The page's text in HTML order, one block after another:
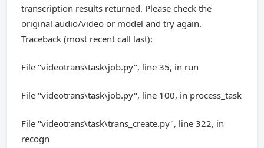
transcription results returned. Please check the
original audio/video or model and try again.
Traceback (most recent call last):
File "videotrans\task\job.py", line 35, in run
File "videotrans\task\job.py", line 100, in process_task
File "videotrans\task\trans_create.py", line 322, in
recogn